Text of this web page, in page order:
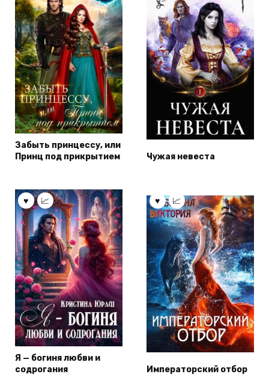
Забыть принцессу, или
Принц под прикрытием
Чужая невеста
Я — богиня любви и
содрогания
Императорский отбор